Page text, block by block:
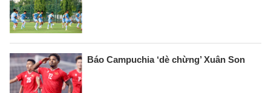
Báo Campuchia ‘dè chừng’ Xuân Son